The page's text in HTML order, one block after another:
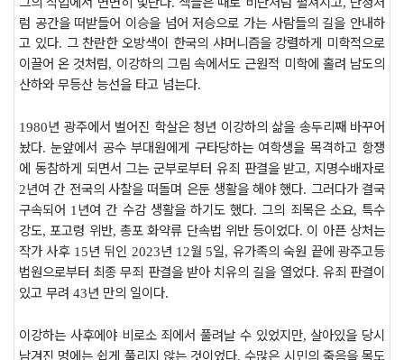
럼 공간을 떠받들어 이승을 넘어 저승으로 가는 사람들의 길을 안내하
고 있다. 그 찬란한 오방색이 한국의 샤머니즘을 강렬하게 미학적으로
이끌어 온 것처럼, 이강하의 그림 속에서도 근원적 미학에 홀려 남도의
산하와 무등산 능선을 타고 넘는다.
1980년 광주에서 벌어진 학살은 청년 이강하의 삶을 송두리째 바꾸어
놨다.눈앞에서 공수 부대원에게 구타당하는 여학생을 목격하고 항쟁
에 동참하게 되면서 그는 군부로부터 유죄 판결을 받고, 지명수배자로
2년여 간 전국의 사찰을 떠돌며 은둔 생활을 해야 했다. 그러다가 결국
구속되어 1 년여 간 수감 생활을 하기도 했다. 그의 죄목은 소요, 특수
강도,포고령 위반, 총포 화약류 단속법 위반 등이었다. 이 아픈 상처는
작가 사후 15년 뒤인 2023년 12월 5일, 유가족의 숙원 끝에 광주고등
법원으로부터 최종 무죄 판결을 받아 치유의 길을 열었다. 유죄 판결이
있고 무려 43년 만의 일이다.
이강하는 사후에야 비로소 죄에서 풀려날 수 있었지만, 살아있을 당시
남겨진 멍에는 쉽게 풀리지 않는 것이었다.수많은 시민의 죽음을 목도